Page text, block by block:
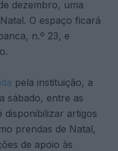
dezembro, uma
O espaço ficará
n.º 23, e
pela instituição, a
sábado, entre as
disponibilizar artigos
prendas de Natal,
de apoio às